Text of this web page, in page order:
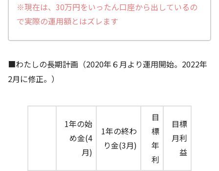
※現在は、30万円をいったん口座から出しているの
で実際の運用額とはズレます
■わたしの長期計画（2020年６月より運用開始。2022年
2月に修正。）
1年の始
め金(4
月)
1年の終わ
り金(3月)
目
標
年
利
目標
月利
益